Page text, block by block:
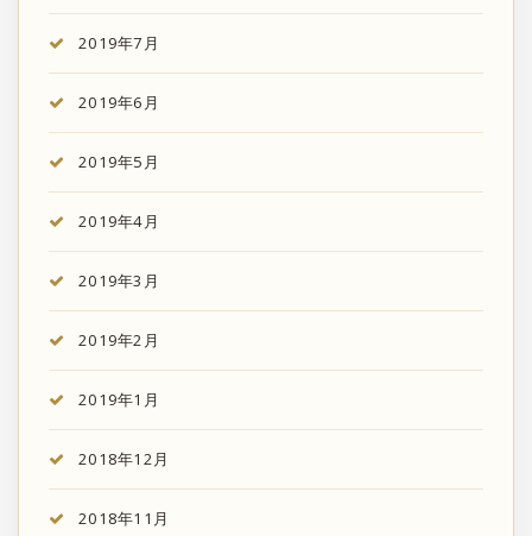
2019年7月
2019年6月
2019年5月
2019年4月
2019年3月
2019年2月
2019年1月
2018年12月
2018年11月